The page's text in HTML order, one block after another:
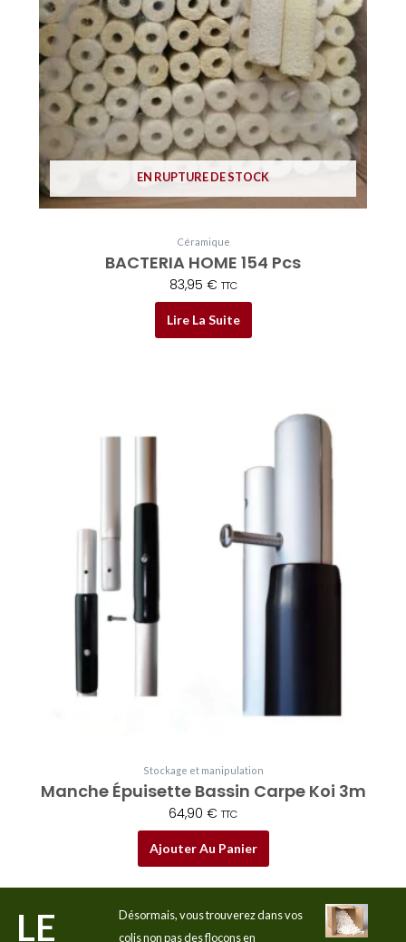
EN RUPTURE DE STOCK
Céramique
BACTERIA HOME 154 Pcs
83,95 € TTC
Lire La Suite
Stockage et manipulation
Manche Épuisette Bassin Carpe Koi 3m
64,90 € TTC
Ajouter Au Panier
LE
Désormais, vous trouverez dans vos
colis non pas des flocons en